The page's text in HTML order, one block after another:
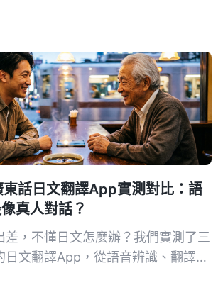
話日文翻譯App實測對比：語
真人對話？
差，不懂日文怎麼辦？我們實測了三
日文翻譯App，從語音辨識、翻譯準